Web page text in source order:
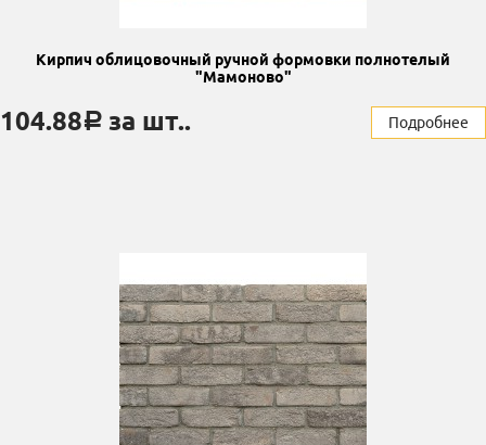
Кирпич облицовочный ручной формовки полнотелый
"Мамоново"
104.88a за шт.. Подробнее